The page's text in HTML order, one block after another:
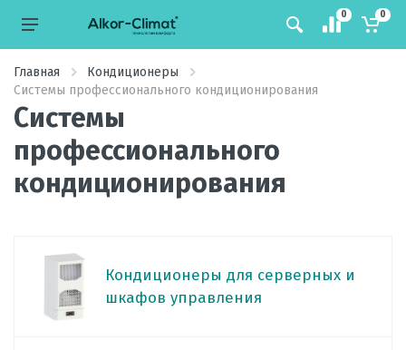
0 0
Главная
Кондиционеры
Системы профессионального кондиционирования
Системы
профессионального
кондиционирования
Кондиционеры для серверных и
шкафов управления